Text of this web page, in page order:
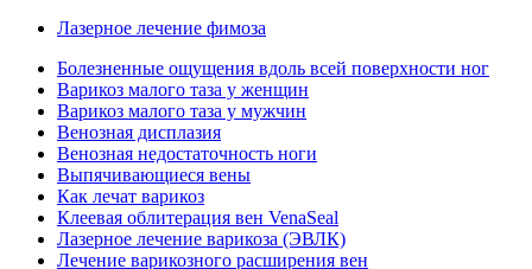
Лазерное лечение фимоза
Болезненные ощущения вдоль всей поверхности ног
Варикоз малого таза у женщин
Варикоз малого таза у мужчин
Венозная дисплазия
Венозная недостаточность ноги
Выпячивающиеся вены
Как лечат варикоз
Клеевая облитерация вен VenaSeal
Лазерное лечение варикоза (ЭВЛК)
Лечение варикозного расширения вен